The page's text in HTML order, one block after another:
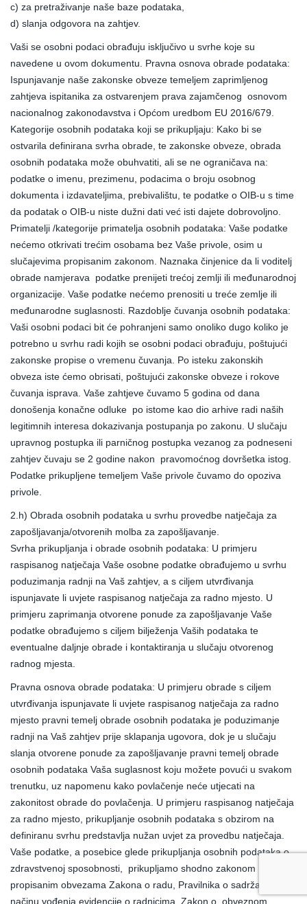
c) za pretraživanje naše baze podataka,
d) slanja odgovora na zahtjev.
Vaši se osobni podaci obrađuju isključivo u svrhe koje su
navedene u ovom dokumentu. Pravna osnova obrade podataka:
Ispunjavanje naše zakonske obveze temeljem zaprimljenog
zahtjeva ispitanika za ostvarenjem prava zajamčenog osnovom
nacionalnog zakonodavstva i Općom uredbom EU 2016/679.
Kategorije osobnih podataka koji se prikupljaju: Kako bi se
ostvarila definirana svrha obrade, te zakonske obveze, obrada
osobnih podataka može obuhvatiti, ali se ne ograničava na:
podatke o imenu, prezimenu, podacima o broju osobnog
dokumenta i izdavateljima, prebivalištu, te podatke o OIB-u s time
da podatak o OIB-u niste dužni dati već isti dajete dobrovoljno.
Primatelji /kategorije primatelja osobnih podataka: Vaše podatke
nećemo otkrivati trećim osobama bez Vaše privole, osim u
slučajevima propisanim zakonom. Naznaka činjenice da li voditelj
obrade namjerava podatke prenijeti trećoj zemlji ili međunarodnoj
organizacije. Vaše podatke nećemo prenositi u treće zemlje ili
međunarodne suglasnosti. Razdoblje čuvanja osobnih podataka:
Vaši osobni podaci bit će pohranjeni samo onoliko dugo koliko je
potrebno u svrhu radi kojih se osobni podaci obrađuju, poštujući
zakonske propise o vremenu čuvanja. Po isteku zakonskih
obveza iste ćemo obrisati, poštujući zakonske obveze i rokove
čuvanja isprava. Vaše zahtjeve čuvamo 5 godina od dana
donošenja konačne odluke po istome kao dio arhive radi naših
legitimnih interesa dokazivanja postupanja po zakonu. U slučaju
upravnog postupka ili parničnog postupka vezanog za podneseni
zahtjev čuvaju se 2 godine nakon pravomoćnog dovršetka istog.
Podatke prikupljene temeljem Vaše privole čuvamo do opoziva
privole.
2.h) Obrada osobnih podataka u svrhu provedbe natječaja za
zapošljavanja/otvorenih molba za zapošljavanje.
Svrha prikupljanja i obrade osobnih podataka: U primjeru
raspisanog natječaja Vaše osobne podatke obrađujemo u svrhu
poduzimanja radnji na Vaš zahtjev, a s ciljem utvrđivanja
ispunjavate li uvjete raspisanog natječaja za radno mjesto. U
primjeru zaprimanja otvorene ponude za zapošljava­nje Vaše
podatke obrađujemo s ciljem bilježenja Vaših podataka te
eventualne daljnje obrade i kontaktiranja u slu­čaju otvorenog
radnog mjesta.
Pravna osnova obrade podataka: U primjeru obrade s ciljem
utvrđivanja ispunjavate li uvjete raspisanog natječaja za radno
mjesto pravni temelj obrade osobnih podataka je poduzimanje
radnji na Vaš zahtjev prije sklapanja ugovora, dok je u slu­čaju
slanja otvorene ponude za zapošljavanje pravni temelj obrade
osob­nih podataka Vaša suglasnost koju možete povući u svakom
trenutku, uz napomenu kako povlačenje neće utjecati na
zakonitost obrade do povla­čenja. U primjeru raspisanog natječaja
za radno mjesto, prikupljanje osobnih podataka s obzirom na
definiranu svrhu predstavlja nužan uvjet za pro­vedbu natječaja.
Vaše podatke, a posebice glede prikupljanja osobnih podataka o
zdravstvenoj sposobnosti, prikupljamo shodno zakonom
propisanim obvezama Zakona o radu, Pravilnika o sadržaju i
načinu vođenja evidencije o radnicima, Zakon o obveznom